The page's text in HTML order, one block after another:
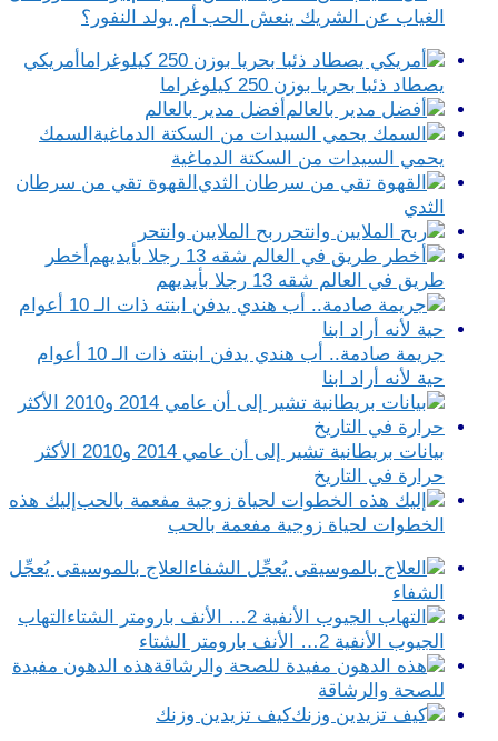
الغياب عن الشريك ينعش الحب أم يولد النفور؟
أمريكي
يصطاد ذئبا بحريا بوزن 250 كيلوغراما
أفضل مدير بالعالم
السمك
يحمي السيدات من السكتة الدماغية
القهوة تقي من سرطان
الثدي
ربح الملايين وانتحر
أخطر
طريق في العالم شقه 13 رجلا بأيديهم
جريمة صادمة.. أب هندي يدفن ابنته ذات الـ 10 أعوام
حية لأنه أراد ابنا
بيانات بريطانية تشير إلى أن عامي 2014 و2010 الأكثر
حرارة في التاريخ
إليك هذه
الخطوات لحياة زوجية مفعمة بالحب
العلاج بالموسيقى يُعجِّل
الشفاء
التهاب
الجيوب الأنفية 2… الأنف بارومتر الشتاء
هذه الدهون مفيدة
للصحة والرشاقة
كيف تزيدين وزنك